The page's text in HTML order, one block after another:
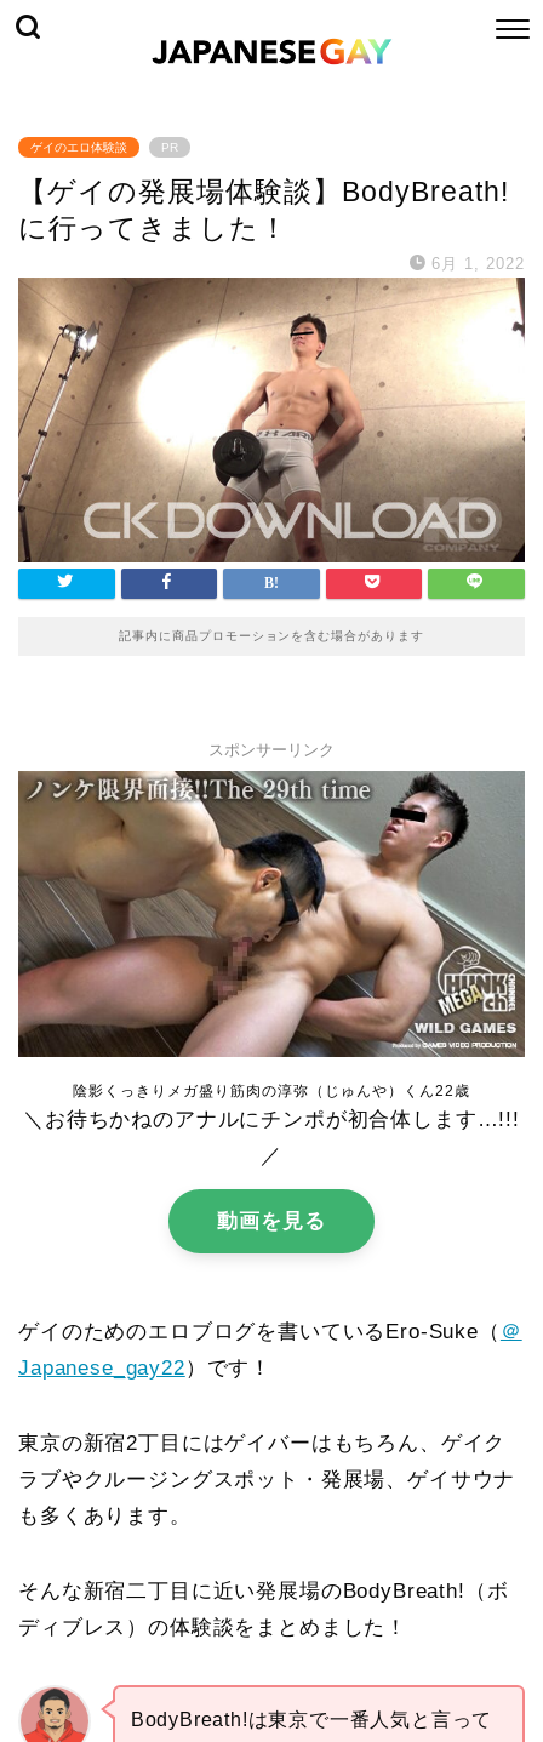
ゲイのエロ体験談 PR
【ゲイの発展場体験談】BodyBreath!
に行ってきました！
6月 1, 2022
記事内に商品プロモーションを含む場合があります
スポンサーリンク
陰影くっきりメガ盛り筋肉の淳弥（じゅんや）くん22歳
＼お待ちかねのアナルにチンポが初合体します…!!!
／
動画を見る
ゲイのためのエロブログを書いているEro-Suke（ ＠
Japanese_gay22）です！
東京の新宿2丁目にはゲイバーはもちろん、ゲイク
ラブやクルージングスポット・発展場、ゲイサウナ
も多くあります。
そんな新宿二丁目に近い発展場のBodyBreath!（ボ
ディブレス）の体験談をまとめました！
BodyBreath!は東京で一番人気と言って